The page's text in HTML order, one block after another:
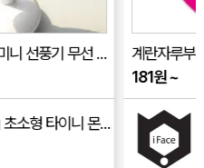
인사이디 탁상용 BLDC 자연풍 미니 선풍기 무선 저소음 스탠드 선풍기 ISF-100
하이온 12cm 65g 초소형 타이니 몬스터 휴대용 선풍기 H14
계란자루
181원~